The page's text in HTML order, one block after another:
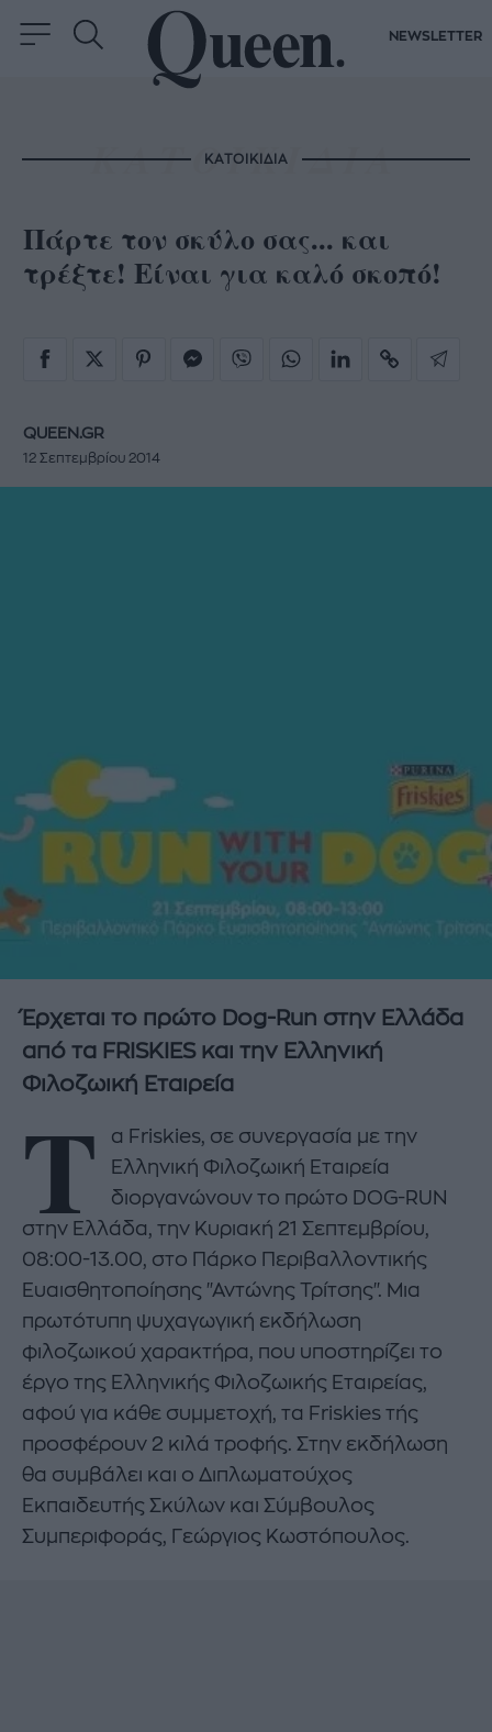
NEWSLETTER
ΚΑΤΟΙΚΙΔΙΑ
Πάρτε τον σκύλο σας... και
τρέξτε! Είναι για καλό σκοπό!
QUEEN.GR
12 Σεπτεμβρίου 2014
Έρχεται το πρώτο Dog-Run στην Ελλάδα
από τα FRISKIES και την Ελληνική
Φιλοζωική Εταιρεία
Τ
α Friskies, σε συνεργασία με την
Ελληνική Φιλοζωική Εταιρεία
διοργανώνουν το πρώτο DOG-RUN
στην Ελλάδα, την Κυριακή 21 Σεπτεμβρίου,
08:00-13.00, στο Πάρκο Περιβαλλοντικής
Ευαισθητοποίησης "Αντώνης Τρίτσης". Μια
πρωτότυπη ψυχαγωγική εκδήλωση
φιλοζωικού χαρακτήρα, που υποστηρίζει το
έργο της Ελληνικής Φιλοζωικής Εταιρείας,
αφού για κάθε συμμετοχή, τα Friskies τής
προσφέρουν 2 κιλά τροφής. Στην εκδήλωση
θα συμβάλει και ο Διπλωματούχος
Εκπαιδευτής Σκύλων και Σύμβουλος
Συμπεριφοράς, Γεώργιος Κωστόπουλος.